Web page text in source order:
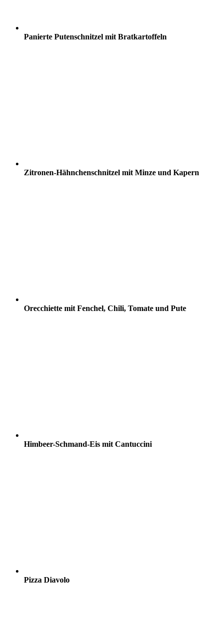
Panierte Putenschnitzel mit Bratkartoffeln
Zitronen-Hähnchenschnitzel mit Minze und Kapern
Orecchiette mit Fenchel, Chili, Tomate und Pute
Himbeer-Schmand-Eis mit Cantuccini
Pizza Diavolo